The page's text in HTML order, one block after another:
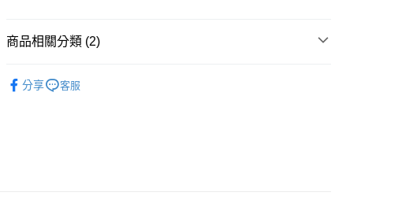
台灣樂天信用卡公司
中國信託商業銀行
新竹物流
貨到付款
商品相關分類 (2)
分享 客服